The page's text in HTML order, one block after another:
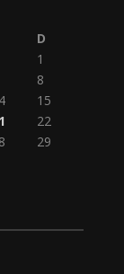
D
1
8
15
22
29